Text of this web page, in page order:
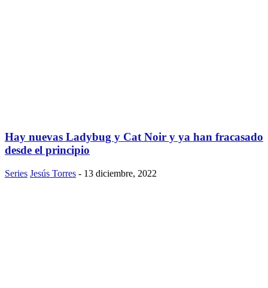
Hay nuevas Ladybug y Cat Noir y ya han fracasado
desde el principio
Series Jesús Torres - 13 diciembre, 2022